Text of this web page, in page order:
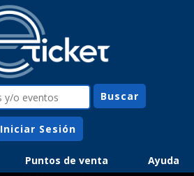
Iniciar Sesión
Puntos de venta Ayuda